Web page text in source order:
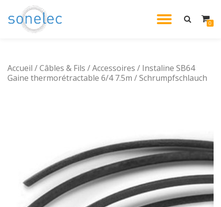
Aller
0
Accueil /Câbles & Fils /Accessoires / Instaline SB64
Gaine thermorétractable 6/4 7.5m / Schrumpfschlauch